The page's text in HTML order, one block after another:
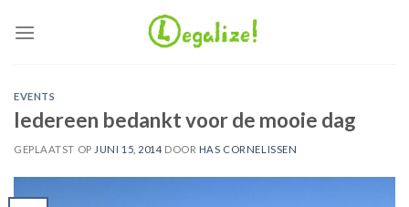
naar
EVENTS
Iedereen bedankt voor de mooie dag
GEPLAATST OP JUNI 15, 2014 DOOR HAS CORNELISSEN